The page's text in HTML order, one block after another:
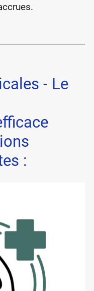
- Le
: